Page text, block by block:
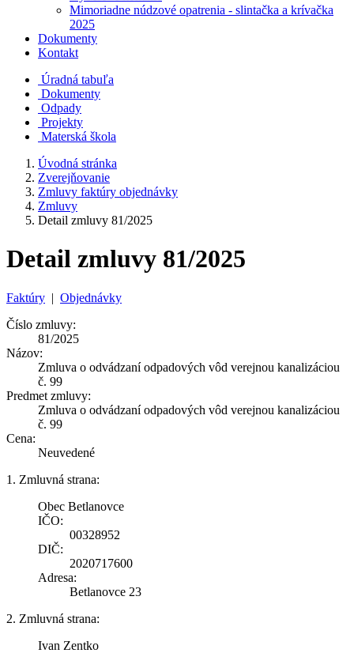
Mimoriadne núdzové opatrenia - slintačka a krívačka
2025
Dokumenty
Kontakt
Úradná tabuľa
Dokumenty
Odpady
Projekty
Materská škola
Úvodná stránka
Zverejňovanie
Zmluvy faktúry objednávky
Zmluvy
Detail zmluvy 81/2025
Detail zmluvy 81/2025
Faktúry | Objednávky
Číslo zmluvy:
81/2025
Názov:
Zmluva o odvádzaní odpadových vôd verejnou kanalizáciou
č. 99
Predmet zmluvy:
Zmluva o odvádzaní odpadových vôd verejnou kanalizáciou
č. 99
Cena:
Neuvedené
1. Zmluvná strana:
Obec Betlanovce
IČO:
00328952
DIČ:
2020717600
Adresa:
Betlanovce 23
2. Zmluvná strana:
Ivan Zentko